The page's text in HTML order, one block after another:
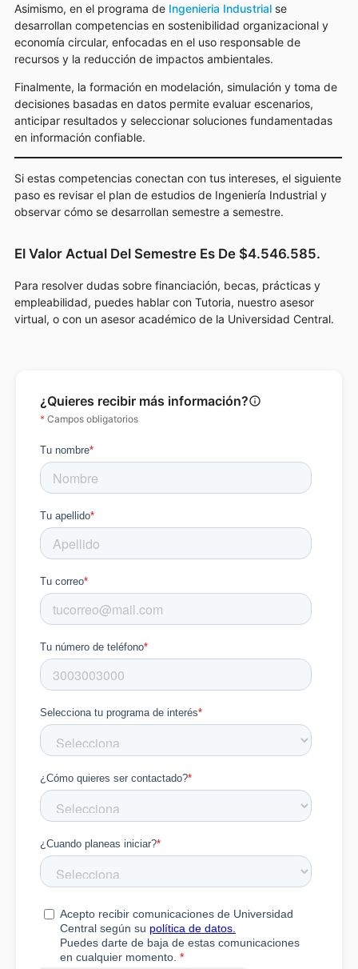
Asimismo, en el programa de Ingenieria Industrial se
desarrollan competencias en sostenibilidad organizacional y
economía circular, enfocadas en el uso responsable de
recursos y la reducción de impactos ambientales.
Finalmente, la formación en modelación, simulación y toma de
decisiones basadas en datos permite evaluar escenarios,
anticipar resultados y seleccionar soluciones fundamentadas
en información confiable.
Si estas competencias conectan con tus intereses, el siguiente
paso es revisar el plan de estudios de Ingeniería Industrial y
observar cómo se desarrollan semestre a semestre.
El Valor Actual Del Semestre Es De $4.546.585.
Para resolver dudas sobre financiación, becas, prácticas y
empleabilidad, puedes hablar con Tutoria, nuestro asesor
virtual, o con un asesor académico de la Universidad Central.
¿Quieres recibir más información?info_outline
* Campos obligatorios